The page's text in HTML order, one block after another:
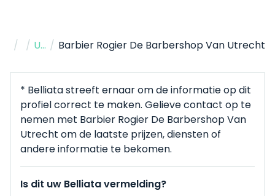
Home
/ Barbershop
/ Utrecht / Barbier Rogier De Barbershop Van Utrecht
* Belliata streeft ernaar om de informatie op dit
profiel correct te maken. Gelieve contact op te
nemen met Barbier Rogier De Barbershop Van
Utrecht om de laatste prijzen, diensten of
andere informatie te bekomen.
Is dit uw Belliata vermelding?